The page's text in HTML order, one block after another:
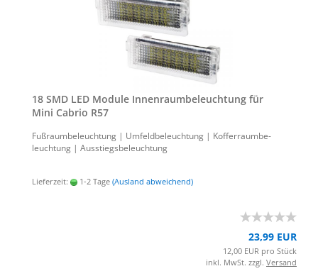
18 SMD LED Mo­du­le In­nen­raum­be­leuch­tung für
Mini Ca­brio R57
Fuß­raum­be­leuch­tung | Um­feld­be­leuch­tung | Kof­fer­raum­be­
leuch­tung | Aus­stiegs­be­leuch­tung
Lieferzeit: 1-2 Tage (Ausland abweichend)
23,99 EUR
12,00 EUR pro Stück
inkl. MwSt. zzgl. Versand